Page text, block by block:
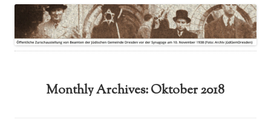
Monthly Archives:Oktober 2018